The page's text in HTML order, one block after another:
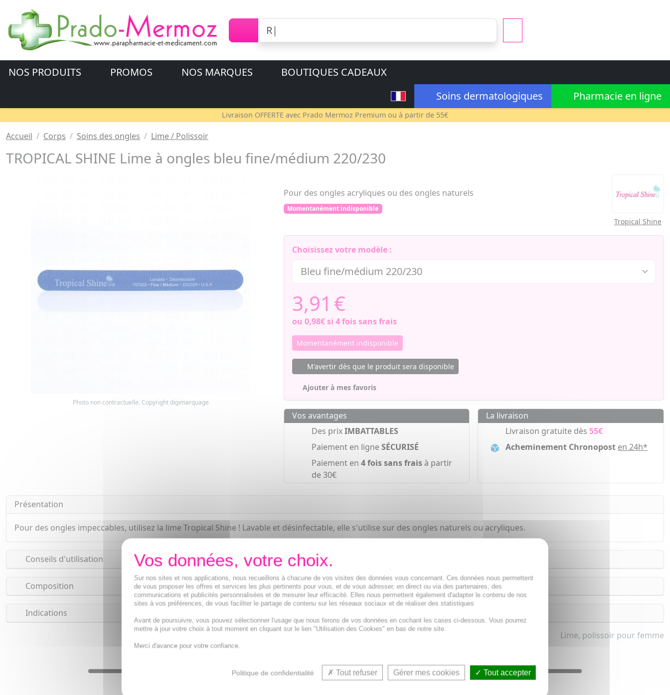
NOS PRODUITS PROMOS NOS MARQUES
BOUTIQUES CADEAUX
Soins dermatologiques
Pharmacie en ligne
Livraison OFFERTE avec Prado Mermoz Premium ou à partir de 55€
Accueil Corps Soins des ongles Lime / Polissoir
TROPICAL SHINE Lime à ongles bleu fine/médium 220/230
Photo non contractuelle. Copyright digimarquage
Pour des ongles acryliques ou des ongles naturels
Momentanément indisponible
Tropical Shine
Choisissez votre modèle :
3,91 €
ou 0,98€si 4 fois sans frais
Momentanément indisponible
M'avertir dès que le produit sera disponible
Ajouter à mes favoris
Vos avantages
Des prixIMBATTABLES
Paiement en ligneSÉCURISÉ
Paiement en 4 fois sans fraisà partir
de 30€
La livraison
Livraison gratuite dès55€
Acheminement Chronopost en 24h*
Présentation
Pour des ongles impeccables, utilisez la lime Tropical Shine ! Lavable et désinfectable, elle s'utilise sur des ongles naturels ou acryliques.
Conseils d'utilisation
Composition
Indications
Lime, polissoir pour femme
VOUS AIMEREZ AUSSI...
Sur nos sites et nos applications, nous recueillons à chacune de vos visites des données vous concernant. Ces données nous permettent
de vous proposer les offres et services les plus pertinents pour vous, et de vous adresser, en direct ou via des partenaires, des
communications et publicités personnalisées et de mesurer leur efficacité. Elles nous permettent également d'adapter le contenu de nos
sites à vos préférences, de vous faciliter le partage de contenu sur les réseaux sociaux et de réaliser des statistiques
Avant de poursuivre, vous pouvez sélectionner l'usage que nous ferons de vos données en cochant les cases ci-dessous. Vous pourrez
mettre à jour votre choix à tout moment en cliquant sur le lien "Utilisation des Cookies" en bas de notre site.
Merci d'avance pour votre confiance.
Politique de confidentialité Tout refuser Gérer mes cookies Tout accepter